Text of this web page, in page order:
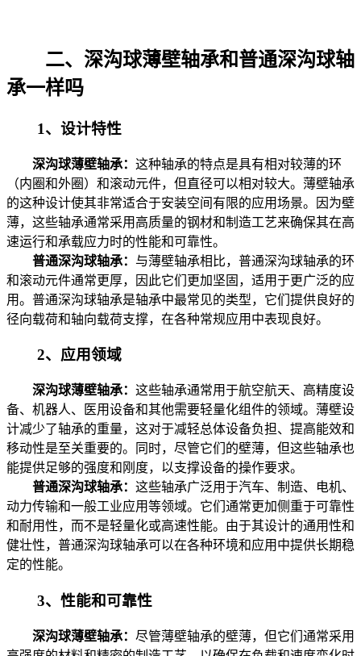
二、深沟球薄壁轴承和普通深沟球轴
承一样吗
1、设计特性
深沟球薄壁轴承： 这种轴承的特点是具有相对较薄的环
（内圈和外圈）和滚动元件，但直径可以相对较大。薄壁轴承
的这种设计使其非常适合于安装空间有限的应用场景。因为壁
薄，这些轴承通常采用高质量的钢材和制造工艺来确保其在高
速运行和承载应力时的性能和可靠性。
普通深沟球轴承： 与薄壁轴承相比，普通深沟球轴承的环
和滚动元件通常更厚，因此它们更加坚固，适用于更广泛的应
用。普通深沟球轴承是轴承中最常见的类型，它们提供良好的
径向载荷和轴向载荷支撑，在各种常规应用中表现良好。
2、应用领域
深沟球薄壁轴承： 这些轴承通常用于航空航天、高精度设
备、机器人、医用设备和其他需要轻量化组件的领域。薄壁设
计减少了轴承的重量，这对于减轻总体设备负担、提高能效和
移动性是至关重要的。同时，尽管它们的壁薄，但这些轴承也
能提供足够的强度和刚度，以支撑设备的操作要求。
普通深沟球轴承： 这些轴承广泛用于汽车、制造、电机、
动力传输和一般工业应用等领域。它们通常更加侧重于可靠性
和耐用性，而不是轻量化或高速性能。由于其设计的通用性和
健壮性，普通深沟球轴承可以在各种环境和应用中提供长期稳
定的性能。
3、性能和可靠性
深沟球薄壁轴承： 尽管薄壁轴承的壁薄，但它们通常采用